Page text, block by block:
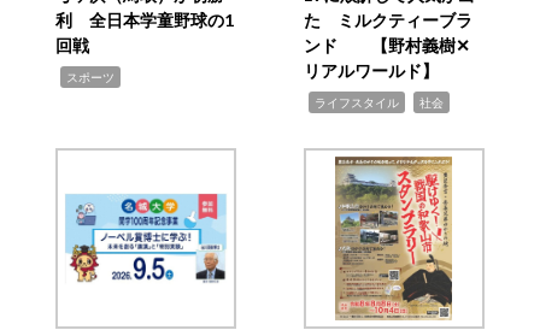
利 全日本学童野球の1
回戦
スポーツ
た ミルクティーブラ
ンド 【野村義樹✕
リアルワールド】
ライフスタイル 社会